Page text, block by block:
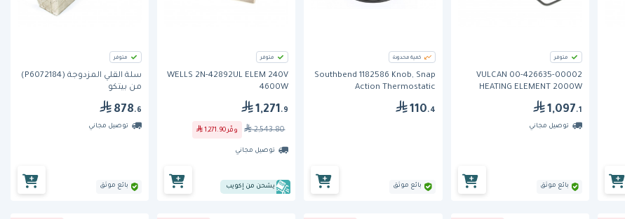
متوفر
VULCAN 00-426635-00002
HEATING ELEMENT 2000W
1,097.1
توصيل مجاني
بائع موثق
كمية محدودة
Southbend 1182586 Knob, Snap
Action Thermostatic
110.4
بائع موثق
متوفر
WELLS 2N-42892UL ELEM 240V
4600W
1,271.9
2,543.80 وفّر1,271.90
توصيل مجاني
يشحن من إكويب
متوفر
سلة القلي المزدوجة (P6072184)
من بيتكو
878.6
توصيل مجاني
بائع موثق